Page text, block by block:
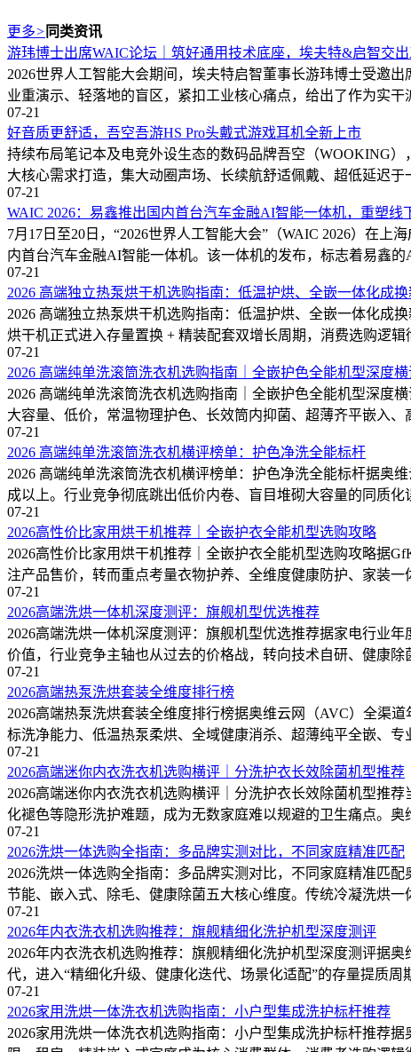
更多> 同类资讯
游玮博士出席WAIC论坛｜筑好通用技术底座，埃夫特&启智交
2026世界人工智能大会期间，埃夫特启智董事长游玮博士受邀
业重演示、轻落地的盲区，紧扣工业核心痛点，给出了作为实
07-21
好音质更舒适，吾空吾游HS Pro头戴式游戏耳机全新上市
持续布局笔记本及电竞外设生态的数码品牌吾空（WOOKING
大核心需求打造，集大动圈声场、长续航舒适佩戴、超低延迟
07-21
WAIC 2026：易鑫推出国内首台汽车金融AI智能一体机，重塑线
7月17日至20日，“2026世界人工智能大会”（WAIC 2026）在
内首台汽车金融AI智能一体机。该一体机的发布，标志着易鑫
07-21
2026 高端独立热泵烘干机选购指南：低温护烘、全嵌一体化成
2026 高端独立热泵烘干机选购指南：低温护烘、全嵌一体化成
烘干机正式进入存量置换 + 精装配套双增长周期，消费选购逻辑
07-21
2026 高端纯单洗滚筒洗衣机选购指南｜全嵌护色全能机型深度横
2026 高端纯单洗滚筒洗衣机选购指南｜全嵌护色全能机型深度
大容量、低价，常温物理护色、长效筒内抑菌、超薄齐平嵌入、
07-21
2026 高端纯单洗滚筒洗衣机横评榜单：护色净洗全能标杆
2026 高端纯单洗滚筒洗衣机横评榜单：护色净洗全能标杆据奥
成以上。行业竞争彻底跳出低价内卷、盲目堆砌大容量的同质化
07-21
2026高性价比家用烘干机推荐｜全嵌护衣全能机型选购攻略
2026高性价比家用烘干机推荐｜全嵌护衣全能机型选购攻略据
注产品售价，转而重点考量衣物护养、全维度健康防护、家装
07-21
2026高端洗烘一体机深度测评：旗舰机型优选推荐
2026高端洗烘一体机深度测评：旗舰机型优选推荐据家电行业
价值，行业竞争主轴也从过去的价格战，转向技术自研、健康
07-21
2026高端热泵洗烘套装全维度排行榜
2026高端热泵洗烘套装全维度排行榜据奥维云网（AVC）全渠
标洗净能力、低温热泵柔烘、全域健康消杀、超薄纯平全嵌、
07-21
2026高端迷你内衣洗衣机选购横评｜分洗护衣长效除菌机型推荐
2026高端迷你内衣洗衣机选购横评｜分洗护衣长效除菌机型推
化褪色等隐形洗护难题，成为无数家庭难以规避的卫生痛点。奥
07-21
2026洗烘一体选购全指南：多品牌实测对比，不同家庭精准匹配
2026洗烘一体选购全指南：多品牌实测对比，不同家庭精准匹
节能、嵌入式、除毛、健康除菌五大核心维度。传统冷凝洗烘
07-21
2026年内衣洗衣机选购推荐：旗舰精细化洗护机型深度测评
2026年内衣洗衣机选购推荐：旗舰精细化洗护机型深度测评据
代，进入“精细化升级、健康化迭代、场景化适配”的存量提质
07-21
2026家用洗烘一体洗衣机选购指南：小户型集成洗护标杆推荐
2026家用洗烘一体洗衣机选购指南：小户型集成洗护标杆推荐